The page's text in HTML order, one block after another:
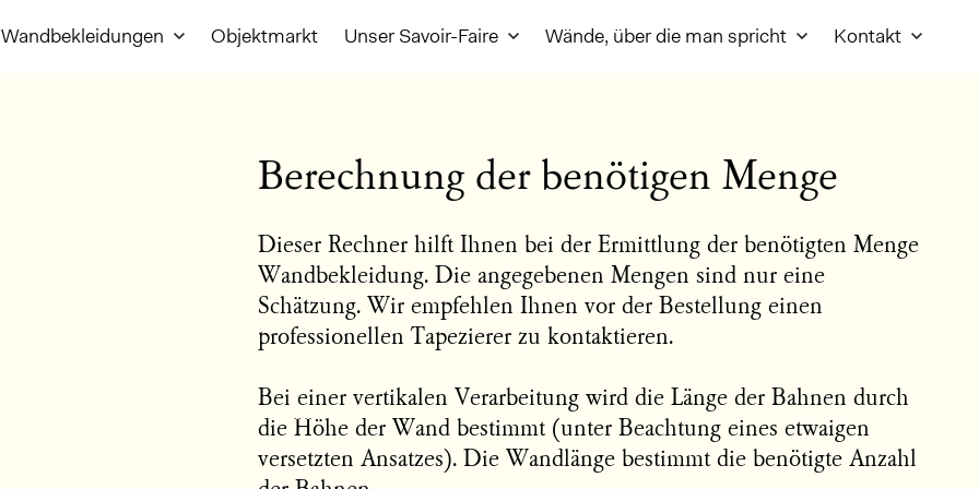
Wandbekleidungen Objektmarkt Unser Savoir-Faire Wände, über die man spricht Kontakt
Berechnung der benötigen Menge
Dieser Rechner hilft Ihnen bei der Ermittlung der benötigten Menge
Wandbekleidung. Die angegebenen Mengen sind nur eine
Schätzung. Wir empfehlen Ihnen vor der Bestellung einen
professionellen Tapezierer zu kontaktieren.
Bei einer vertikalen Verarbeitung wird die Länge der Bahnen durch
die Höhe der Wand bestimmt (unter Beachtung eines etwaigen
versetzten Ansatzes). Die Wandlänge bestimmt die benötigte Anzahl